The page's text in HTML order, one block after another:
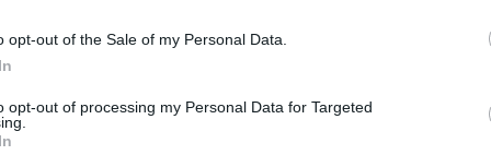
opt-out of the Sale of my Personal Data.
opt-out of processing my Personal Data for Targeted
portfolio.hu hírarchívumához tartozik, melynek olvasása